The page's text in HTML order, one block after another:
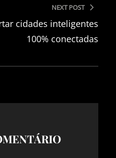
NEXT POST
cidades inteligentes
100% conectadas